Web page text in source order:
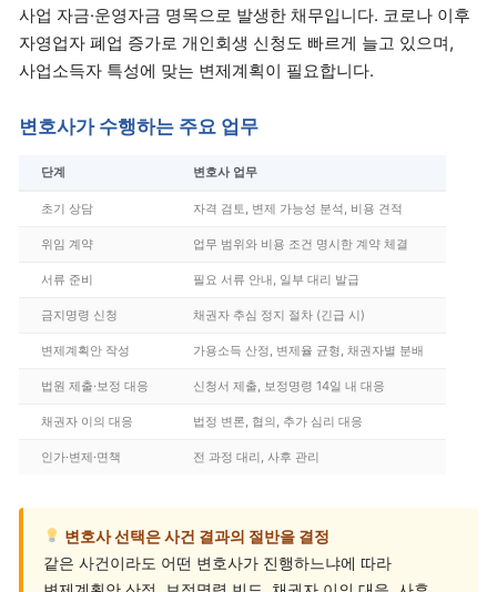
사업 자금·운영자금 명목으로 발생한 채무입니다. 코로나 이후
자영업자 폐업 증가로 개인회생 신청도 빠르게 늘고 있으며,
사업소득자 특성에 맞는 변제계획이 필요합니다.
변호사가 수행하는 주요 업무
단계 변호사 업무
초기 상담 자격 검토, 변제 가능성 분석, 비용 견적
위임 계약 업무 범위와 비용 조건 명시한 계약 체결
서류 준비 필요 서류 안내, 일부 대리 발급
금지명령 신청 채권자 추심 정지 절차 (긴급 시)
변제계획안 작성 가용소득 산정, 변제율 균형, 채권자별 분배
법원 제출·보정 대응 신청서 제출, 보정명령 14일 내 대응
채권자 이의 대응 법정 변론, 협의, 추가 심리 대응
인가·변제·면책 전 과정 대리, 사후 관리
변호사 선택은 사건 결과의 절반을 결정
같은 사건이라도 어떤 변호사가 진행하느냐에 따라